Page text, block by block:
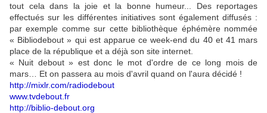
tout cela dans la joie et la bonne humeur... Des reportages
effectués sur les différentes initiatives sont également diffusés :
par exemple comme sur cette bibliothèque éphémère nommée
« Bibliodebout » qui est apparue ce week-end du 40 et 41 mars
place de la république et a déjà son site internet.
« Nuit debout » est donc le mot d'ordre de ce long mois de
mars… Et on passera au mois d'avril quand on l'aura décidé !
http://mixlr.com/radiodebout
www.tvdebout.fr
http://biblio-debout.org